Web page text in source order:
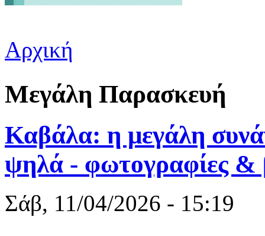
Είστε εδώ
Αρχική
Μεγάλη Παρασκευή
Καβάλα: η μεγάλη
ψηλά - φωτογραφίες &
Σάβ, 11/04/2026 - 15:19